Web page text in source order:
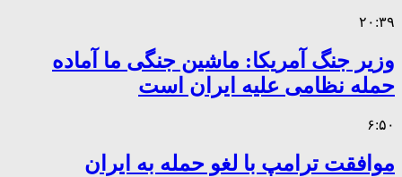
۲۰:۳۹
وزیر جنگ آمریکا: ماشین جنگی ما آماده
حمله نظامی علیه ایران است
۶:۵۰
موافقت ترامپ با لغو حمله به ایران